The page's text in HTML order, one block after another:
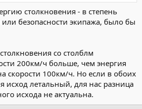
столкновения - в степень
безопасности экипажа, было бы
со столблм
200км/ч больше, чем энергия
скорости 100км/ч. Но если в обоих
исход летальный, для нас разница
исхода не актуальна.